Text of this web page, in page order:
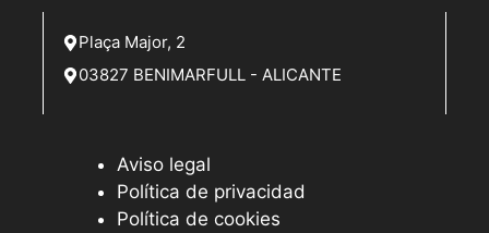
Plaça Major, 2
03827 BENIMARFULL - ALICANTE
Aviso legal
Política de privacidad
Política de cookies